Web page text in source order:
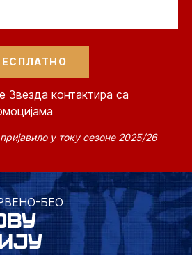
контактира са
у току сезоне 2025/26
БЕО